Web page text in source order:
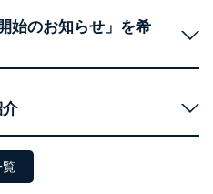
品の配送のため
ル等による商品、サービ
が特定できない形で取得した
履歴や購買履歴等の情報を分
始のお知らせ」を希
覧